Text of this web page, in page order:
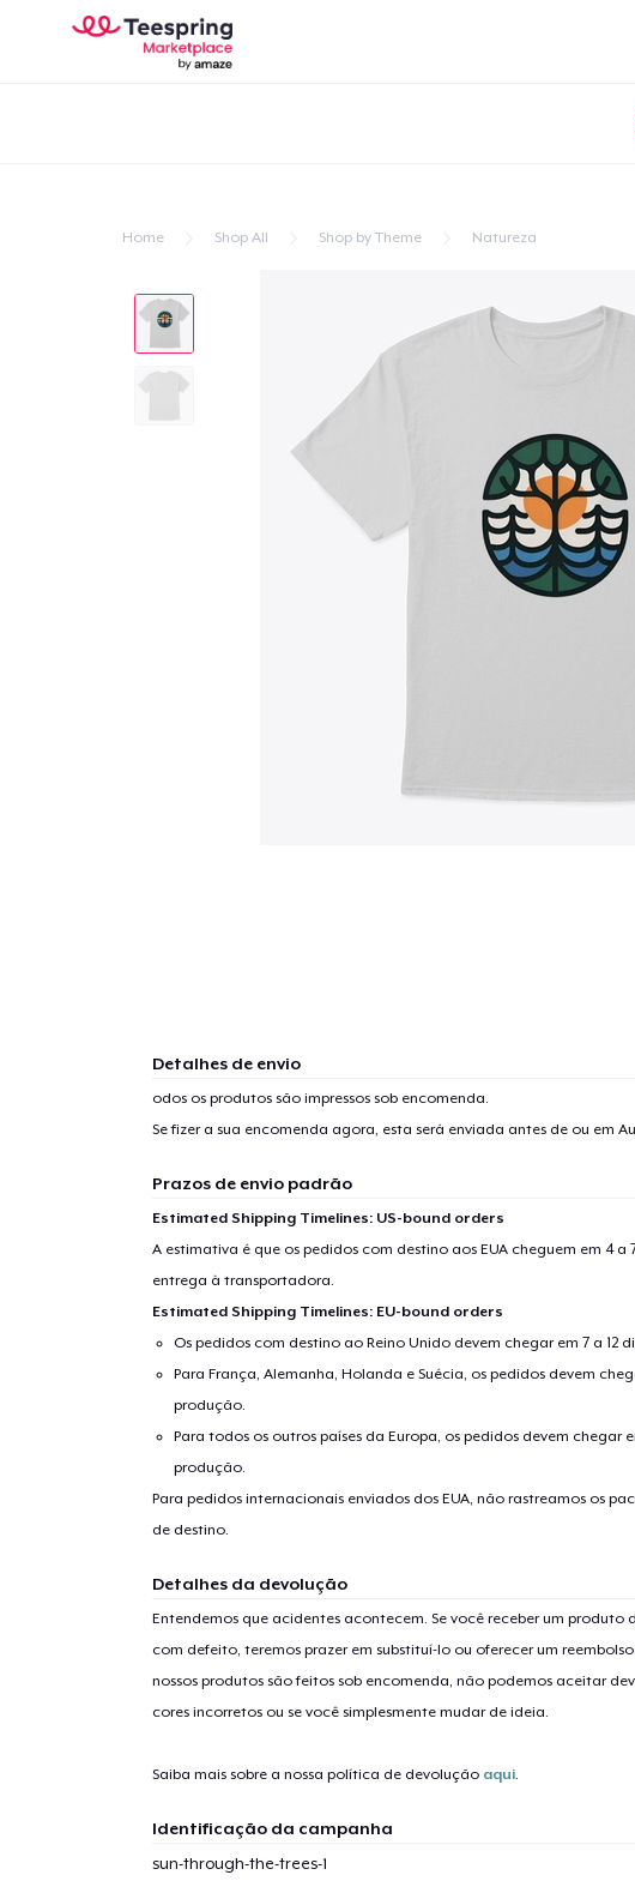
Home Shop All Shop by Theme Natureza
Detalhes de envio
odos os produtos são impressos sob encomenda.
Se fizer a sua encomenda agora, esta será enviada antes de ou em
Prazos de envio padrão
Estimated Shipping Timelines: US-bound orders
A estimativa é que os pedidos com destino aos EUA cheguem em 4 a
entrega à transportadora.
Estimated Shipping Timelines: EU-bound orders
Os pedidos com destino ao Reino Unido devem chegar em 7 a 12
Para França, Alemanha, Holanda e Suécia, os pedidos devem
produção.
Para todos os outros países da Europa, os pedidos devem chegar
produção.
Para pedidos internacionais enviados dos EUA, não rastreamos os
de destino.
Detalhes da devolução
Entendemos que acidentes acontecem. Se você receber um produto
com defeito, teremos prazer em substituí-lo ou oferecer um
nossos produtos são feitos sob encomenda, não podemos aceitar
cores incorretos ou se você simplesmente mudar de ideia.
Saiba mais sobre a nossa política de devolução aqui.
Identificação da campanha
sun-through-the-trees-1
1artigo